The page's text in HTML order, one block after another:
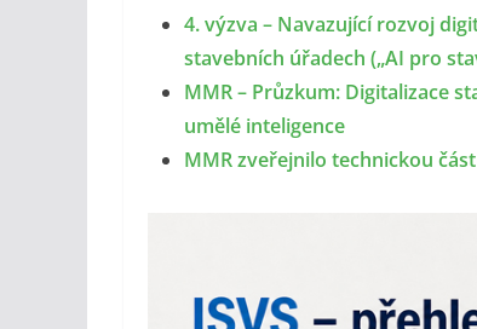
4. výzva – Navazující rozvoj
stavebních úřadech („AI pro
MMR – Průzkum: Digitalizace
umělé inteligence
MMR zveřejnilo technickou